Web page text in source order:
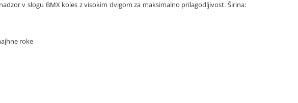
v slogu BMX koles z visokim dvigom za maksimalno prilagodljivost. Širina:
roke